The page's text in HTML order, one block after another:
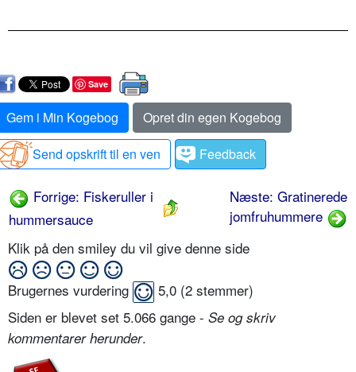
Save
Gem i Min Kogebog
Opret din egen Kogebog
Send opskrift til en ven
Feedback
Forrige: Fiskeruller i
hummersauce
Næste: Gratinerede
jomfruhummere
Klik på den smiley du vil give denne side
Brugernes vurdering 5,0 (2 stemmer)
Siden er blevet set 5.066 gange - Se og skriv
kommentarer herunder.